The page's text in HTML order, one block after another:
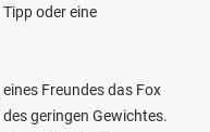
oder eine
Freundes das Fox
geringen Gewichtes.